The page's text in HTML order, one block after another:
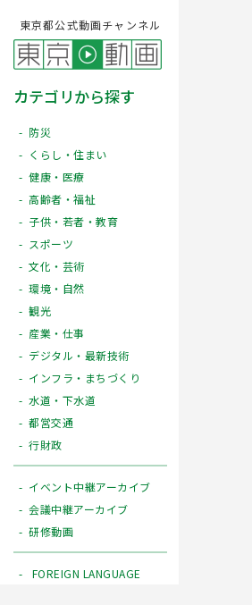
東京都公式動画チャンネル
カテゴリから探す
防災
くらし・住まい
健康・医療
高齢者・福祉
子供・若者・教育
スポーツ
文化・芸術
環境・自然
観光
産業・仕事
デジタル・最新技術
インフラ・まちづくり
水道・下水道
都営交通
行財政
イベント中継アーカイブ
会議中継アーカイブ
研修動画
FOREIGN LANGUAGE